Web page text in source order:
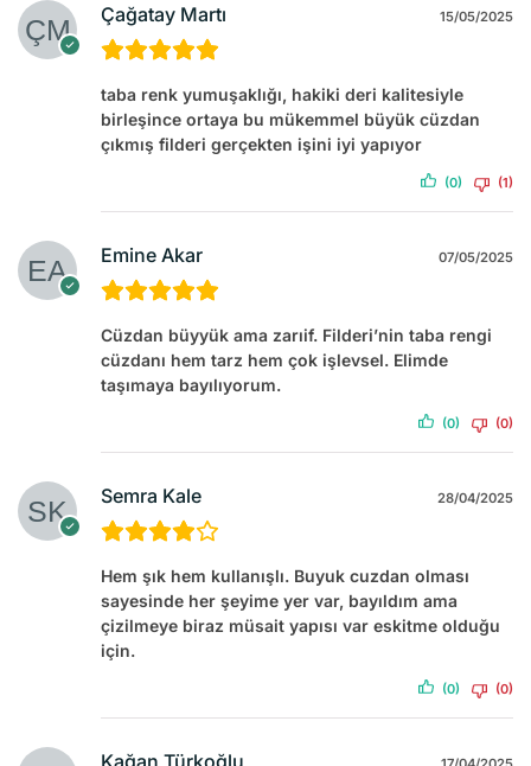
Çağatay Martı 15/05/2025
taba renk yumuşaklığı, hakiki deri kalitesiyle
birleşince ortaya bu mükemmel büyük cüzdan
çıkmış filderi gerçekten işini iyi yapıyor
(0) (1)
Emine Akar 07/05/2025
Cüzdan büyyük ama zarıif. Filderi’nin taba rengi
cüzdanı hem tarz hem çok işlevsel. Elimde
taşımaya bayılıyorum.
(0) (0)
Semra Kale 28/04/2025
Hem şık hem kullanışlı. Buyuk cuzdan olması
sayesinde her şeyime yer var, bayıldım ama
çizilmeye biraz müsait yapısı var eskitme olduğu
için.
(0) (0)
Kağan Türkoğlu